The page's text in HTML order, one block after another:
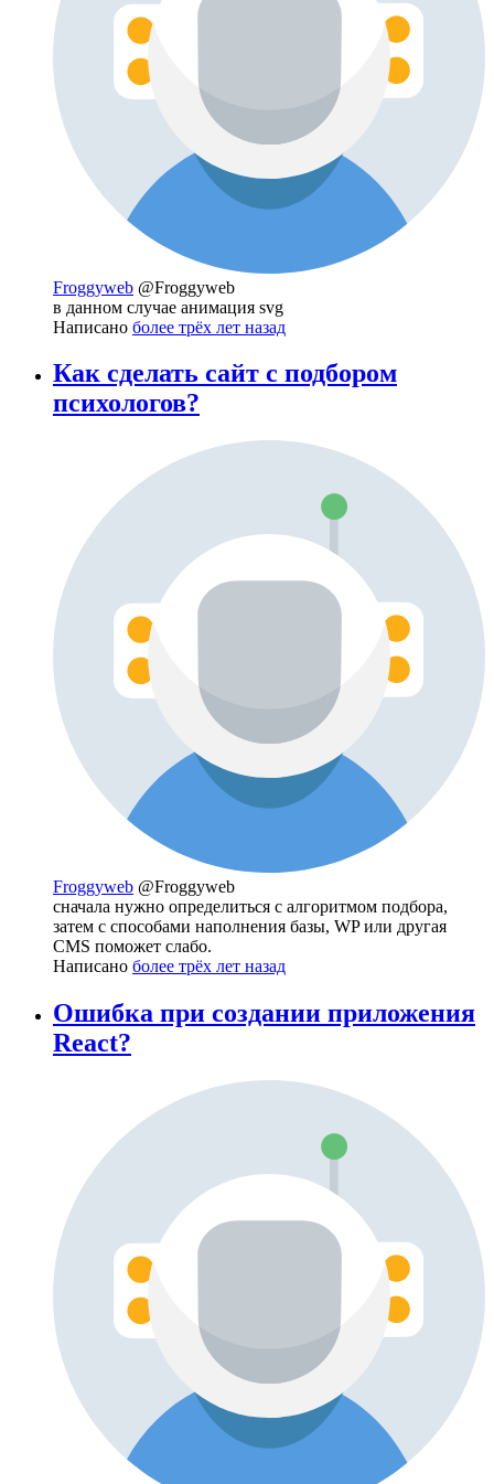
Froggyweb @Froggyweb
в данном случае анимация svg
Написано более трёх лет назад
Как сделать сайт с подбором
психологов?
Froggyweb @Froggyweb
сначала нужно определиться с алгоритмом подбора,
затем с способами наполнения базы, WP или другая
CMS поможет слабо.
Написано более трёх лет назад
Ошибка при создании приложения
React?